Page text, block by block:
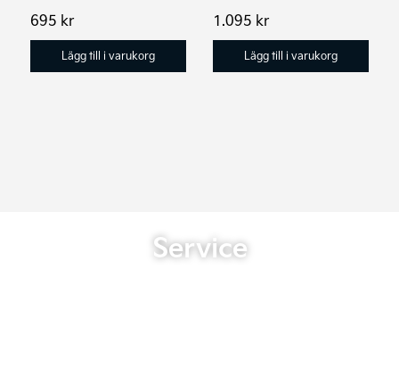
695 kr
Lägg till i varukorg
1.095 kr
Lägg till i varukorg
Service